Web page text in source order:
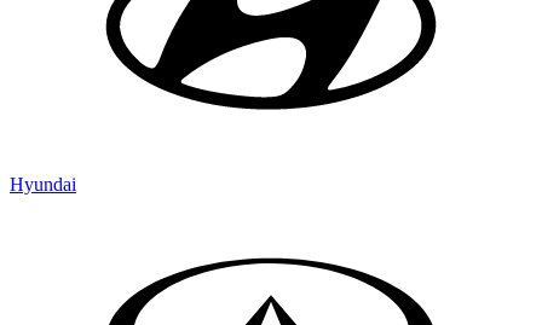
Hyundai